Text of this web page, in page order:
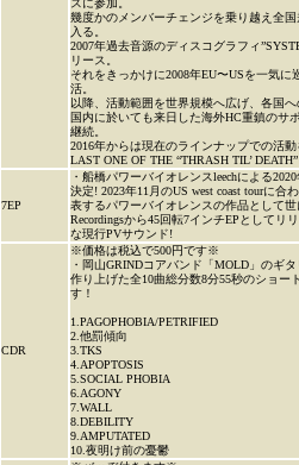
スに参加。
幾度かのメンバーチェンジを乗り越え全
入る。
2007年過去音源のディスコグラフィ
リース。
それをきっかけに2008年EU〜USを一気に
活。
以降、活動範囲を世界規模へ広げ、各国
国内に於いても来日した海外HC重鎮のサ
継続。
2016年からは現在のラインナップでの活動
LAST ONE OF THE “THRASH TIL’ DEATH”
7EP
・船橋パワーバイオレンスleechによる
決定! 2023年11月のUS west coast tourに
表するパワーバイオレンスの作品として
Recordingsから45回転7インチEPとしてリ
な現行PVサウンド!
CDR
※価格は税込で500円です※
・岡山GRINDコアバンド「MOLD」のギ
作り上げた全10曲総分数8分55秒のショー
す！
1.PAGOPHOBIA/PETRIFIED
2.他罰傾向
3.TKS
4.APOPTOSIS
5.SOCIAL PHOBIA
6.AGONY
7.WALL
8.DEBILITY
9.AMPUTATED
10.夜明け前の憂鬱